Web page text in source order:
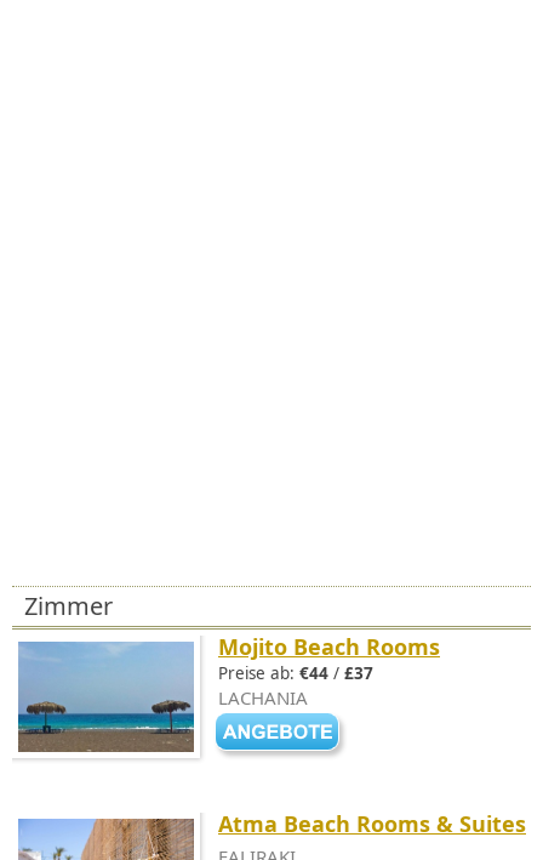
Zimmer
Mojito Beach Rooms
Preise ab: €44 / £37
LACHANIA
Atma Beach Rooms & Suites